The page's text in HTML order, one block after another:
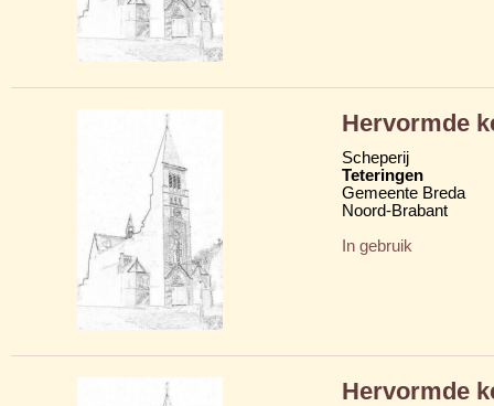
Hervormde
Scheperij
Teteringen
Gemeente Breda
Noord-Brabant
In gebruik
Hervormde